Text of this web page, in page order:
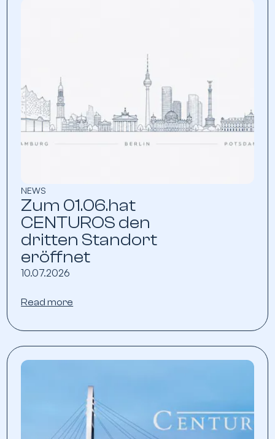
NEWS
Zum 01.06.hat
CENTUROS den
dritten Standort
eröffnet
10.07.2026
Read more